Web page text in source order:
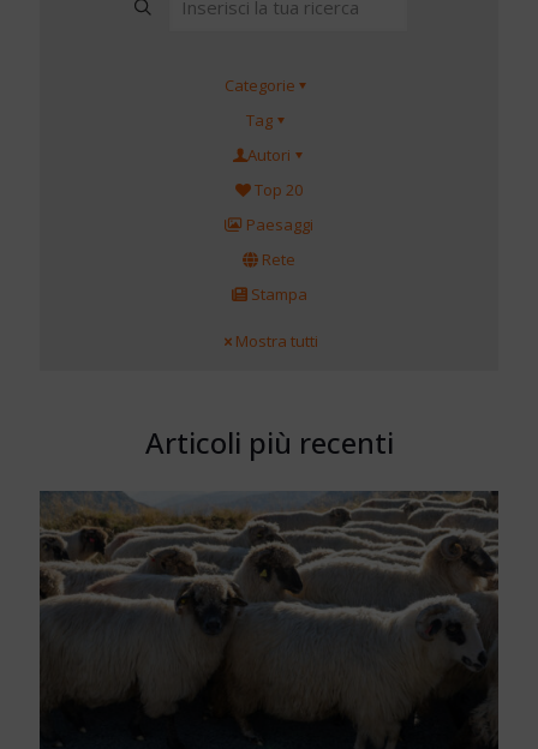
Categorie
Tag
Autori
Top 20
Paesaggi
Rete
Stampa
Mostra tutti
Articoli più recenti